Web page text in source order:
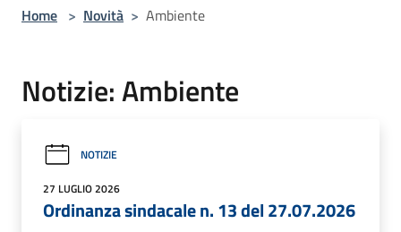
Home > Novità > Ambiente
Notizie: Ambiente
NOTIZIE
27 LUGLIO 2026
Ordinanza sindacale n. 13 del 27.07.2026